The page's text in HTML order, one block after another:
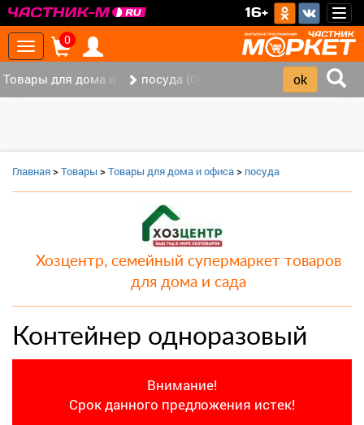
16+
Toggle
navigation
0
Товары для дома и офиса (8)
посуда (0)
Главная>Товары >Товары для дома и офиса> посуда
Хозцентр, семейный супермаркет товаров
для дома и сада
Контейнер одноразовый
Внимание!
Срок данного предложения истек!
‹ ›